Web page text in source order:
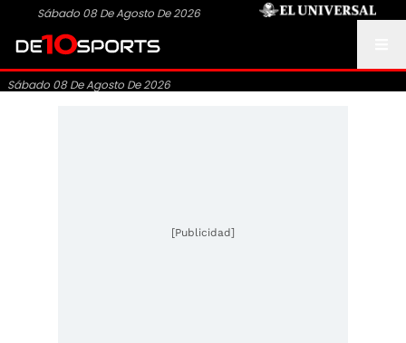
Sábado 08 De Agosto De 2026
Sábado 08 De Agosto De 2026
[Publicidad]